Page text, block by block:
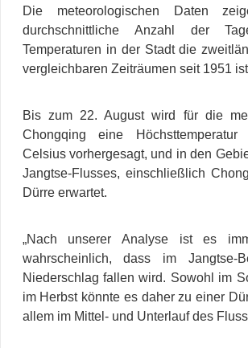
Die meteorologischen Daten
durchschnittliche Anzahl der
Temperaturen in der Stadt die
vergleichbaren Zeiträumen seit 1951
Bis zum 22. August wird für die
Chongqing eine
Celsius vorhergesagt, und in den
Jangtse-Flusses, einschließlich
Dürre erwartet.
„Nach unserer Analyse ist es
wahrscheinlich, dass im Jangtse-
Niederschlag fallen wird. Sowohl im
im Herbst könnte es daher zu einer
allem im Mittel- und Unterlauf des